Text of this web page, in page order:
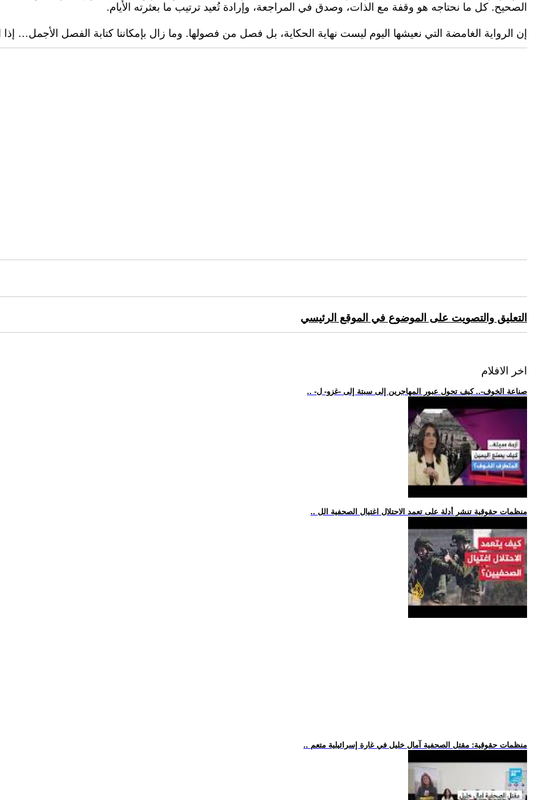
الصحيح. كل ما نحتاجه هو وقفة مع الذات، وصدق في المراجعة، وإرادة تُعيد ترتيب ما بعثرته الأيام.
إن الرواية الغامضة التي نعيشها اليوم ليست نهاية الحكاية، بل فصل من فصولها. وما زال بإمكاننا كتابة الفصل الأجمل… إذا
التعليق والتصويت على الموضوع في الموقع الرئيسي
اخر الافلام
.. -صناعة الخوف-.. كيف تحول عبور المهاجرين إلى سبتة إلى -غزو- ل
.. منظمات حقوقية تنشر أدلة على تعمد الاحتلال اغتيال الصحفية الل
.. منظمات حقوقية: مقتل الصحفية آمال خليل في غارة إسرائيلية متعم